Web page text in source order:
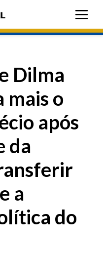
Dilma
mais o
após
da
a
do